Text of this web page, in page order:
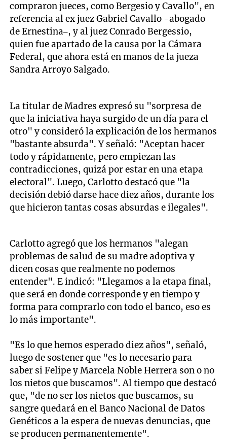
compraron jueces, como Bergesio y Cavallo", en
referencia al ex juez Gabriel Cavallo -abogado
de Ernestina–, y al juez Conrado Bergessio,
quien fue apartado de la causa por la Cámara
Federal, que ahora está en manos de la jueza
Sandra Arroyo Salgado.
La titular de Madres expresó su "sorpresa de
que la iniciativa haya surgido de un día para el
otro" y consideró la explicación de los hermanos
"bastante absurda". Y señaló: "Aceptan hacer
todo y rápidamente, pero empiezan las
contradicciones, quizá por estar en una etapa
electoral". Luego, Carlotto destacó que "la
decisión debió darse hace diez años, durante los
que hicieron tantas cosas absurdas e ilegales".
Carlotto agregó que los hermanos "alegan
problemas de salud de su madre adoptiva y
dicen cosas que realmente no podemos
entender". E indicó: "Llegamos a la etapa final,
que será en donde corresponde y en tiempo y
forma para comprarlo con todo el banco, eso es
lo más importante".
"Es lo que hemos esperado diez años", señaló,
luego de sostener que "es lo necesario para
saber si Felipe y Marcela Noble Herrera son o no
los nietos que buscamos". Al tiempo que destacó
que, "de no ser los nietos que buscamos, su
sangre quedará en el Banco Nacional de Datos
Genéticos a la espera de nuevas denuncias, que
se producen permanentemente".